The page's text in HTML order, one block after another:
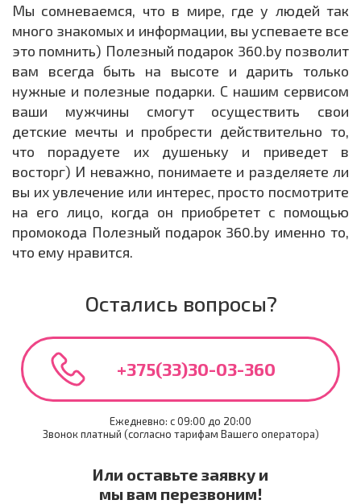
Мы сомневаемся, что в мире, где у людей так
много знакомых и информации, вы успеваете все
это помнить) Полезный подарок 360.by позволит
вам всегда быть на высоте и дарить только
нужные и полезные подарки. С нашим сервисом
ваши мужчины смогут осуществить свои
детские мечты и пробрести действительно то,
что порадуете их душеньку и приведет в
восторг) И неважно, понимаете и разделяете ли
вы их увлечение или интерес, просто посмотрите
на его лицо, когда он приобретет с помощью
промокода Полезный подарок 360.by именно то,
что ему нравится.
Остались вопросы?
+375(33)30-03-360
Ежедневно: c 09:00 до 20:00
Звонок платный (согласно тарифам Вашего оператора)
Или оставьте заявку и
мы вам перезвоним!